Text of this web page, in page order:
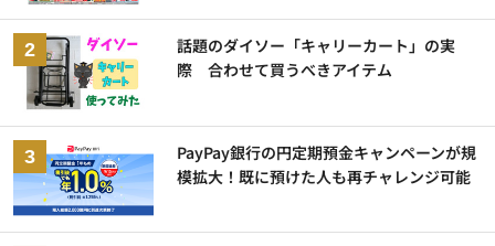
話題のダイソー「キャリーカート」の実
際 合わせて買うべきアイテム
PayPay銀行の円定期預金キャンペーンが規
模拡大！既に預けた人も再チャレンジ可能